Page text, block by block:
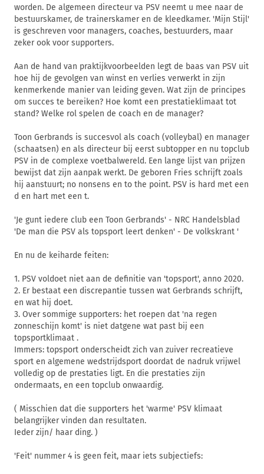
worden. De algemeen directeur va PSV neemt u mee naar de
bestuurskamer, de trainerskamer en de kleedkamer. 'Mijn Stijl'
is geschreven voor managers, coaches, bestuurders, maar
zeker ook voor supporters.
Aan de hand van praktijkvoorbeelden legt de baas van PSV uit
hoe hij de gevolgen van winst en verlies verwerkt in zijn
kenmerkende manier van leiding geven. Wat zijn de principes
om succes te bereiken? Hoe komt een prestatieklimaat tot
stand? Welke rol spelen de coach en de manager?
Toon Gerbrands is succesvol als coach (volleybal) en manager
(schaatsen) en als directeur bij eerst subtopper en nu topclub
PSV in de complexe voetbalwereld. Een lange lijst van prijzen
bewijst dat zijn aanpak werkt. De geboren Fries schrijft zoals
hij aanstuurt; no nonsens en to the point. PSV is hard met een
d en hart met een t.
'Je gunt iedere club een Toon Gerbrands' - NRC Handelsblad
'De man die PSV als topsport leert denken' - De volkskrant '
En nu de keiharde feiten:
1. PSV voldoet niet aan de definitie van 'topsport', anno 2020.
2. Er bestaat een discrepantie tussen wat Gerbrands schrijft,
en wat hij doet.
3. Over sommige supporters: het roepen dat 'na regen
zonneschijn komt' is niet datgene wat past bij een
topsportklimaat .
Immers: topsport onderscheidt zich van zuiver recreatieve
sport en algemene wedstrijdsport doordat de nadruk vrijwel
volledig op de prestaties ligt. En die prestaties zijn
ondermaats, en een topclub onwaardig.
( Misschien dat die supporters het 'warme' PSV klimaat
belangrijker vinden dan resultaten.
Ieder zijn/ haar ding. )
'Feit' nummer 4 is geen feit, maar iets subjectiefs: